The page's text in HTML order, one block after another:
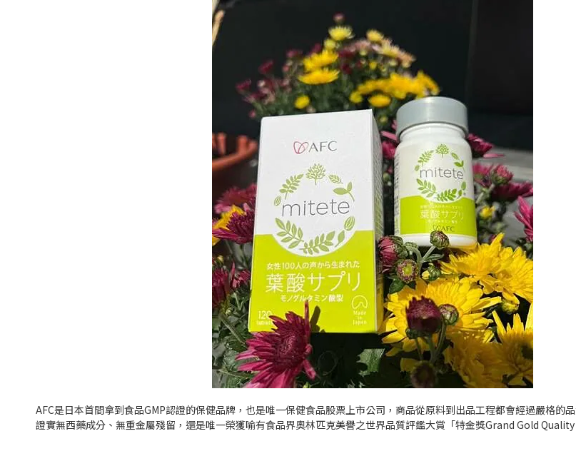
AFC是日本首間拿到食品GMP認證的保健品牌，也是唯一保健食品股票上市公司，商品從原料到出品工程都會經過嚴格的
證實無西藥成分、無重金屬殘留，還是唯一榮獲喻有食品界奧林匹克美譽之世界品質評鑑大賞「特金獎Grand Gold